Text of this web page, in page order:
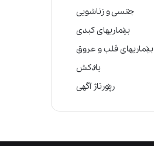
جنسی و زناشویی
بیماریهای کبدی
بیماریهای قلب و عروق
بادکش
رپورتاژ آگهی